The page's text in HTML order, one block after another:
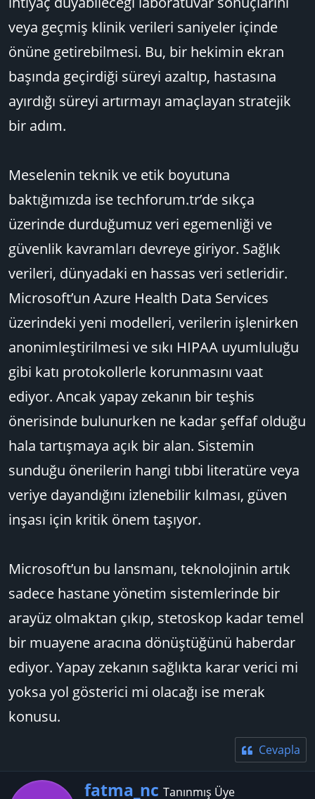
veya geçmiş klinik verileri saniyeler içinde
önüne getirebilmesi. Bu, bir hekimin ekran
başında geçirdiği süreyi azaltıp, hastasına
ayırdığı süreyi artırmayı amaçlayan stratejik
bir adım.
Meselenin teknik ve etik boyutuna
baktığımızda ise techforum.tr’de sıkça
üzerinde durduğumuz veri egemenliği ve
güvenlik kavramları devreye giriyor. Sağlık
verileri, dünyadaki en hassas veri setleridir.
Microsoft’un Azure Health Data Services
üzerindeki yeni modelleri, verilerin işlenirken
anonimleştirilmesi ve sıkı HIPAA uyumluluğu
gibi katı protokollerle korunmasını vaat
ediyor. Ancak yapay zekanın bir teşhis
önerisinde bulunurken ne kadar şeffaf olduğu
hala tartışmaya açık bir alan. Sistemin
sunduğu önerilerin hangi tıbbi literatüre veya
veriye dayandığını izlenebilir kılması, güven
inşası için kritik önem taşıyor.
Microsoft’un bu lansmanı, teknolojinin artık
sadece hastane yönetim sistemlerinde bir
arayüz olmaktan çıkıp, stetoskop kadar temel
bir muayene aracına dönüştüğünü haberdar
ediyor. Yapay zekanın sağlıkta karar verici mi
yoksa yol gösterici mi olacağı ise merak
konusu.
Cevapla
Y
fatma_nc Tanınmış Üye